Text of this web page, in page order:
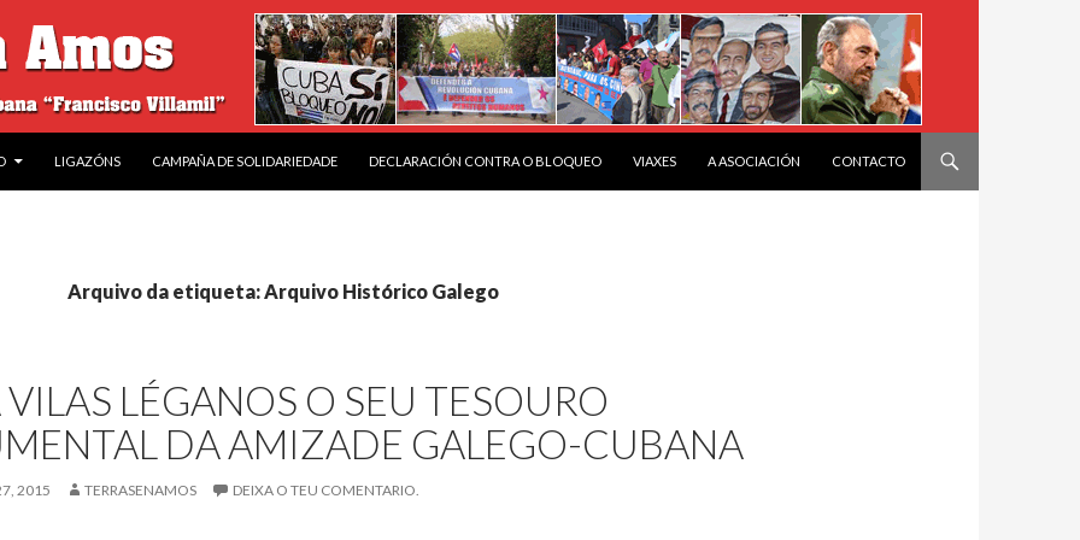
LIGAZÓNS CAMPAÑA DE SOLIDARIEDADE DECLARACIÓN CONTRA O BLOQUEO VIAXES A ASOCIACIÓN CONTACTO
Arquivo da etiqueta: Arquivo Histórico Galego
LÉGANOS O SEU TESOURO
DA AMIZADE GALEGO-CUBANA
2015 TERRASENAMOS DEIXA O TEU COMENTARIO.